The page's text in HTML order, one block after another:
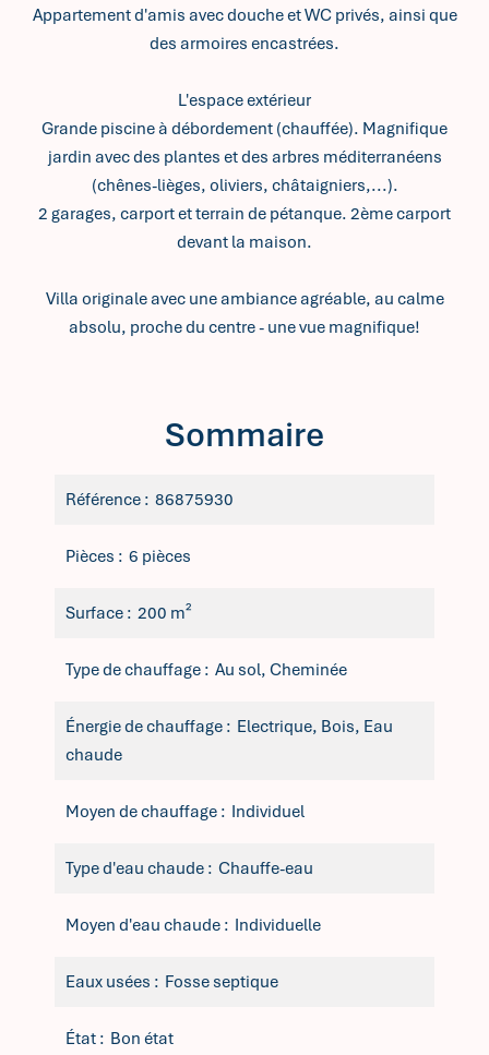
Appartement d'amis avec douche et WC privés, ainsi que
des armoires encastrées.
L'espace extérieur
Grande piscine à débordement (chauffée). Magnifique
jardin avec des plantes et des arbres méditerranéens
(chênes-lièges, oliviers, châtaigniers,...).
2 garages, carport et terrain de pétanque. 2ème carport
devant la maison.
Villa originale avec une ambiance agréable, au calme
absolu, proche du centre - une vue magnifique!
Sommaire
Référence 86875930
Pièces 6 pièces
Surface 200 m²
Type de chauffage Au sol, Cheminée
Énergie de chauffage
Electrique, Bois, Eau
chaude
Moyen de chauffage Individuel
Type d'eau chaude Chauffe-eau
Moyen d'eau chaude Individuelle
Eaux usées Fosse septique
État Bon état